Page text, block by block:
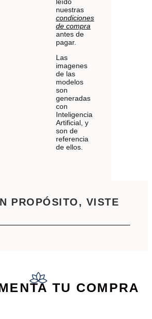
nuestras
condiciones
de compra
antes de
pagar.
Las
imagenes
de las
modelos
son
generadas
con
Inteligencia
Artificial, y
son de
referencia
de ellos.
PROPÓSITO, VISTE
TU COMPRA